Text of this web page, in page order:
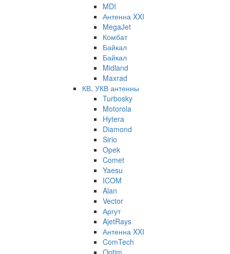
MDI
Антенна XXI
MegaJet
Комбат
Байкал
Байкал
Midland
Maxrad
КВ, УКВ антенны
Turbosky
Motorola
Hytera
Diamond
Sirio
Opek
Comet
Yaesu
ICOM
Alan
Vector
Аргут
AjetRays
Антенна XXI
ComTech
Optim